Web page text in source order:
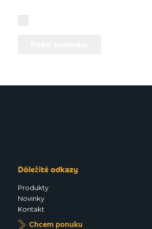
Dôležité odkazy
Produkty
Novinky
Kontakt
Chcem ponuku